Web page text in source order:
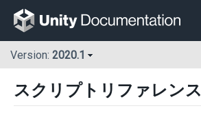
Version: 2020.1
スクリプトリファレンス